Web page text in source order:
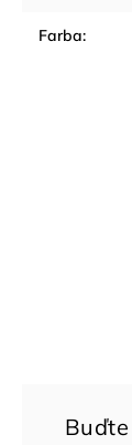
Farba: